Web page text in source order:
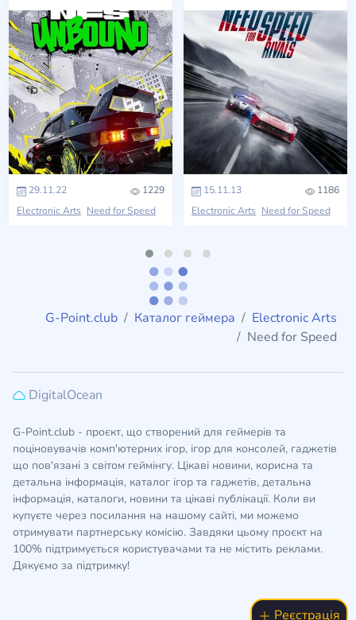
29.11.22
1229
Electronic Arts Need for Speed
15.11.13
1186
Electronic Arts Need for Speed
G-Point.club Каталог геймера
Electronic Arts
Need for Speed
DigitalOcean
G-Point.club - проєкт, що створений для геймерів та
поціновувачів комп'ютерних ігор, ігор для консолей, гаджетів
що пов'язані з світом геймінгу. Цікаві новини, корисна та
детальна інформація, каталог ігор та гаджетів, детальна
інформація, каталоги, новини та цікаві публікації. Коли ви
купуєте через посилання на нашому сайті, ми можемо
отримувати партнерську комісію. Завдяки цьому проєкт на
100% підтримується користувачами та не містить реклами.
Дякуємо за підтримку!
Реєстрація